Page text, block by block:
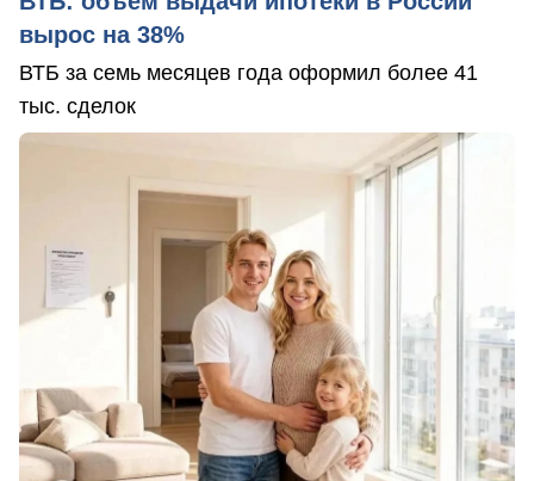
вырос на 38%
ВТБ за семь месяцев года оформил более 41
тыс. сделок